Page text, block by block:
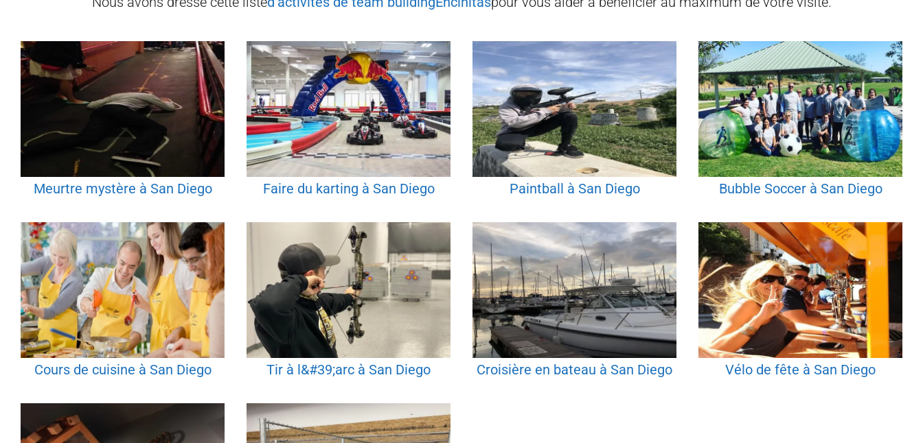
Meurtre mystère à San Diego Faire du karting à San Diego Paintball à San Diego Bubble Soccer à San Diego
Cours de cuisine à San Diego Tir à l&#39;arc à San Diego Croisière en bateau à San Diego Vélo de fête à San Diego